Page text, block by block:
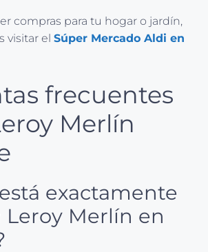
compras para tu hogar o jardín,
visitar el Súper Mercado Aldi en
frecuentes
Merlín
exactamente
Leroy Merlín en